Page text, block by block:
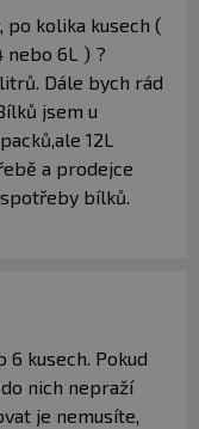
kolika kusech (
nebo 6L ) ?
Dále bych rád
jsem u
12L
a prodejce
bílků.
kusech. Pokud
nich nepraží
je nemusíte,